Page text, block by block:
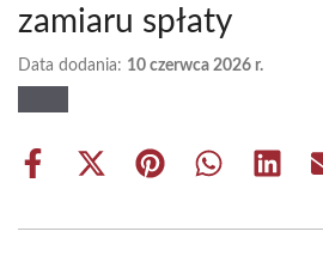
zamiaru spłaty
Data dodania: 10 czerwca 2026 r.
Share
Share
(Twitter)
Share Share Share